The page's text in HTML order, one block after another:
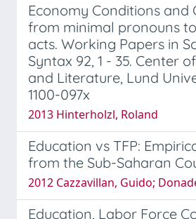
Economy Conditions and
from minimal pronouns
acts. Working Papers in
Syntax 92, 1 - 35. Center
and Literature, Lund
1100-097x
2013 Hinterholzl, Roland
Education vs TFP:
from the Sub-Saharan
2012 Cazzavillan, Guido;
Education, Labor Force